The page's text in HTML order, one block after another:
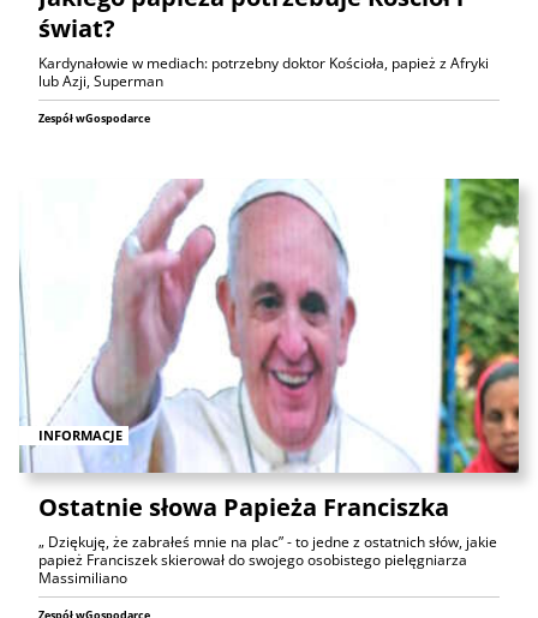
świat?
Kardynałowie w mediach: potrzebny doktor Kościoła, papież z Afryki
lub Azji, Superman
Zespół wGospodarce
INFORMACJE
Ostatnie słowa Papieża Franciszka
„ Dziękuję, że zabrałeś mnie na plac” - to jedne z ostatnich słów, jakie
papież Franciszek skierował do swojego osobistego pielęgniarza
Massimiliano